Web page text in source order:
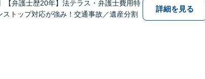
【弁護士歴20年】法テラス・弁護士費用特
トップ対応が強み！交通事故／遺産分割
詳細を見る